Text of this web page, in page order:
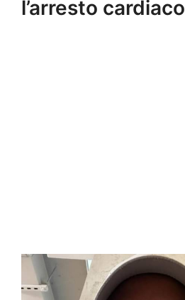
l’arresto cardiaco